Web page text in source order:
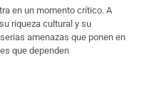
en un momento crítico. A
riqueza cultural y su
amenazas que ponen en
que dependen